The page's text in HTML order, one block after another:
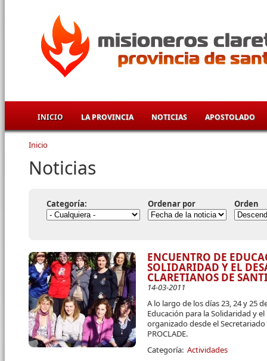
INICIO LA PROVINCIA NOTICIAS APOSTOLADO
Se encuentra usted aquí
Inicio
Noticias
Categoría: Ordenar por Orden
ENCUENTRO DE
SOLIDARIDAD Y EL
CLARETIANOS DE
14-03-2011
A lo largo de los días 23, 24 y 25
Educación para la Solidaridad y
organizado desde el
PROCLADE.
Categoría: Actividades